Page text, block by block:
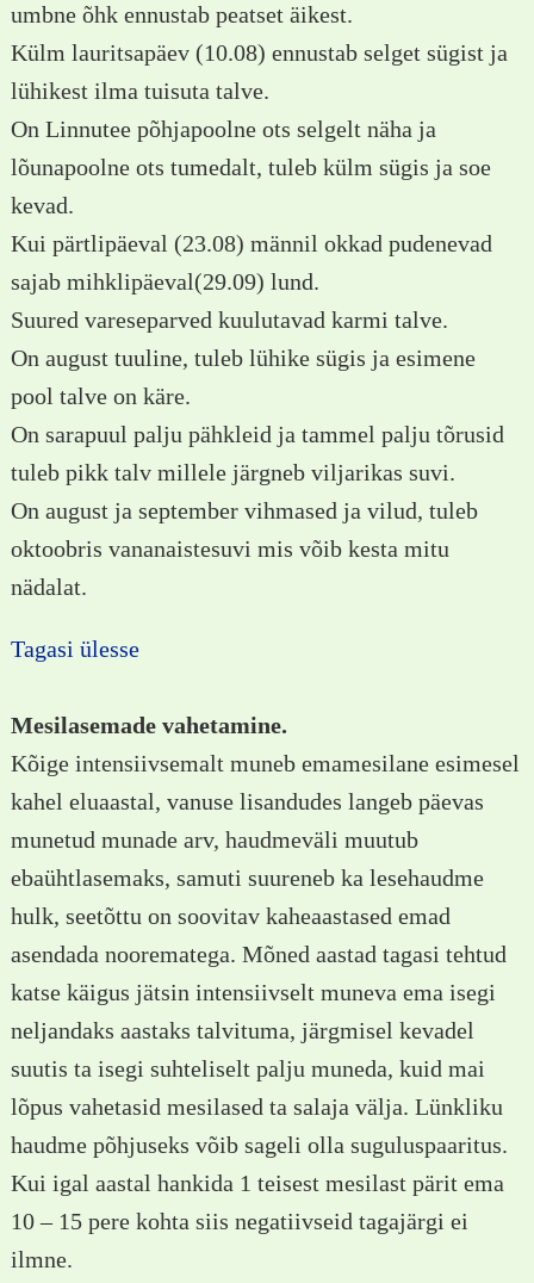
umbne õhk ennustab peatset äikest.
Külm lauritsapäev (10.08) ennustab selget sügist ja
lühikest ilma tuisuta talve.
On Linnutee põhjapoolne ots selgelt näha ja
lõunapoolne ots tumedalt, tuleb külm sügis ja soe
kevad.
Kui pärtlipäeval (23.08) männil okkad pudenevad
sajab mihklipäeval(29.09) lund.
Suured vareseparved kuulutavad karmi talve.
On august tuuline, tuleb lühike sügis ja esimene
pool talve on käre.
On sarapuul palju pähkleid ja tammel palju tõrusid
tuleb pikk talv millele järgneb viljarikas suvi.
On august ja september vihmased ja vilud, tuleb
oktoobris vananaistesuvi mis võib kesta mitu
nädalat.
Tagasi ülesse
Mesilasemade vahetamine.
Kõige intensiivsemalt muneb emamesilane esimesel
kahel eluaastal, vanuse lisandudes langeb päevas
munetud munade arv, haudmeväli muutub
ebaühtlasemaks, samuti suureneb ka lesehaudme
hulk, seetõttu on soovitav kaheaastased emad
asendada noorematega. Mõned aastad tagasi tehtud
katse käigus jätsin intensiivselt muneva ema isegi
neljandaks aastaks talvituma, järgmisel kevadel
suutis ta isegi suhteliselt palju muneda, kuid mai
lõpus vahetasid mesilased ta salaja välja. Lünkliku
haudme põhjuseks võib sageli olla suguluspaaritus.
Kui igal aastal hankida 1 teisest mesilast pärit ema
10 – 15 pere kohta siis negatiivseid tagajärgi ei
ilmne.